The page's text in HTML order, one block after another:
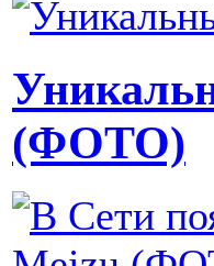
(ФОТО)